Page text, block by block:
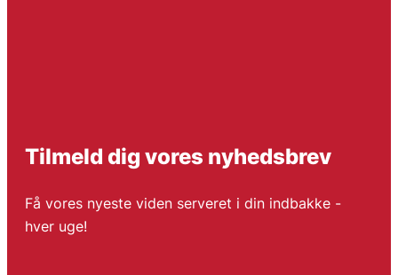
Tilmeld dig vores nyhedsbrev
Få vores nyeste viden serveret i din indbakke -
hver uge!